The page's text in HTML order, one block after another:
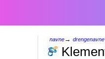
navne→ drengenavne